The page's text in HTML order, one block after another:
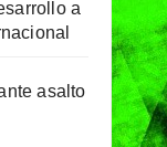
a
asalto